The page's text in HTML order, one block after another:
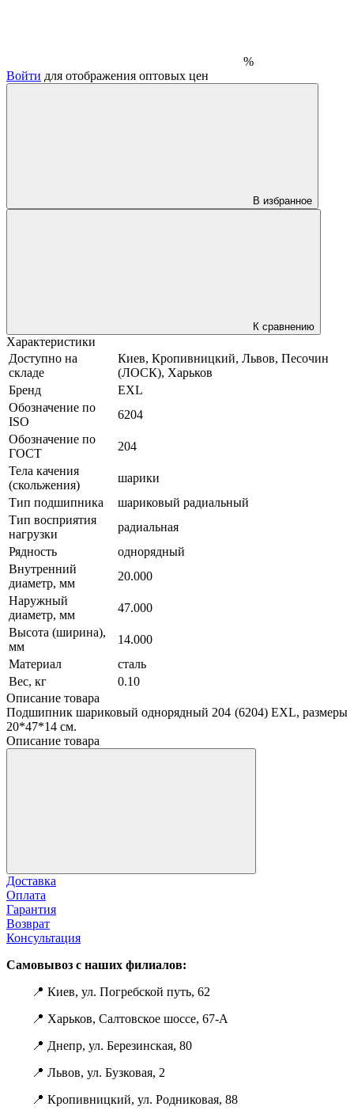
%
Войти для отображения оптовых цен
В избранное
К сравнению
Характеристики
Доступно на
складе
Киев, Кропивницкий, Львов, Песочин
(ЛОСК), Харьков
Бренд
EXL
Обозначение по
ISO
6204
Обозначение по
ГОСТ
204
Тела качения
(скольжения)
шарики
Тип подшипника
шариковый радиальный
Тип восприятия
нагрузки
радиальная
Рядность
однорядный
Внутренний
диаметр, мм
20.000
Наружный
диаметр, мм
47.000
Высота (ширина),
мм
14.000
Материал
сталь
Вес, кг
0.10
Описание товара
Подшипник шариковый однорядный 204 (6204) EXL, размеры
20*47*14 см.
Описание товара
Доставка
Оплата
Гарантия
Возврат
Консультация
Самовывоз с наших филиалов:
📍 Киев, ул. Погребской путь, 62
📍 Харьков, Салтовское шоссе, 67-А
📍 Днепр, ул. Березинская, 80
📍 Львов, ул. Бузковая, 2
📍 Кропивницкий, ул. Родниковая, 88